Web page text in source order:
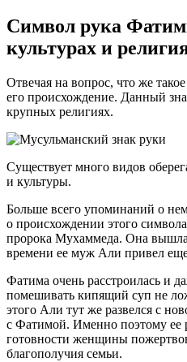
Символ рука
культурах и
Отвечая на вопрос, что же
его происхождение. Данный
крупных религиях.
Существует много видов
и культуры.
Больше всего упоминаний о
о происхождении этого
пророка Мухаммеда. Она
времени ее муж Али привел
Фатима очень расстроилась и
помешивать кипящий суп не
этого Али тут же развелся с
с Фатимой. Именно поэтому ее
готовности женщины
благополучия семьи.